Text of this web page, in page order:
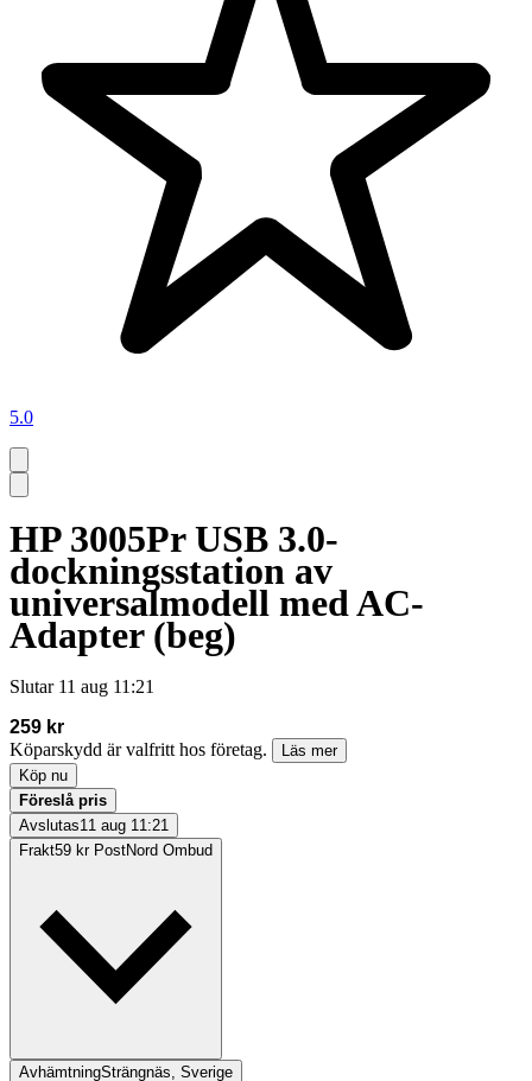
5.0
HP 3005Pr USB 3.0-
dockningsstation av
universalmodell med AC-
Adapter (beg)
Slutar 11 aug 11:21
259 kr
Köparskydd är valfritt hos företag.
Läs mer
Köp nu
Föreslå pris
Avslutas11 aug 11:21
Frakt59 kr PostNord Ombud
AvhämtningSträngnäs, Sverige